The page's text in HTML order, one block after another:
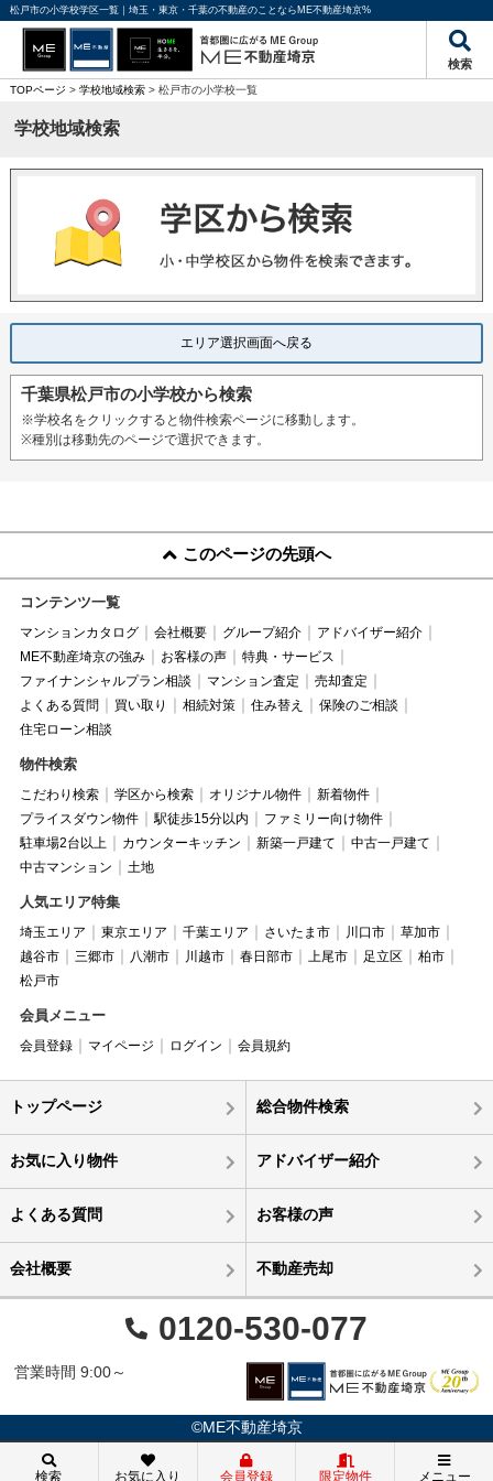
松戸市の小学校学区一覧｜埼玉・東京・千葉の不動産のことならME不動産埼京%
検索
TOPページ > 学校地域検索> 松戸市の小学校一覧
学校地域検索
エリア選択画面へ戻る
千葉県松戸市の小学校から検索
※学校名をクリックすると物件検索ページに移動します。
※種別は移動先のページで選択できます。
このページの先頭へ
コンテンツ一覧
マンションカタログ 会社概要 グループ紹介
アドバイザー紹介
ME不動産埼京の強み
お客様の声
特典・サービス
ファイナンシャルプラン相談
マンション査定
売却査定
よくある質問
買い取り 相続対策 住み替え
保険のご相談
住宅ローン相談
物件検索
こだわり検索 学区から検索 オリジナル物件
新着物件
プライスダウン物件
駅徒歩15分以内
ファミリー向け物件
駐車場2台以上
カウンターキッチン 新築一戸建て
中古一戸建て
中古マンション
土地
人気エリア特集
埼玉エリア 東京エリア 千葉エリア さいたま市 川口市
草加市
越谷市
三郷市 八潮市 川越市 春日部市 上尾市 足立区
柏市
松戸市
会員メニュー
会員登録 マイページ ログイン 会員規約
トップページ 総合物件検索
お気に入り物件 アドバイザー紹介
よくある質問 お客様の声
会社概要 不動産売却
0120-530-077
営業時間 9:00～
©ME不動産埼京
検索 お気に入り 会員登録 限定物件 メニュー